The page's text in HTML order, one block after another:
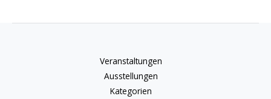
Veranstaltungen
Ausstellungen
Kategorien